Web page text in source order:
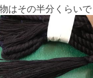
はその半分くらいで